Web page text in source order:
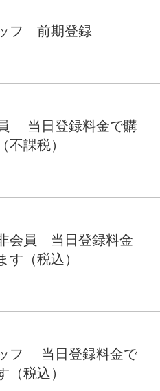
フ 前期登録
当日登録料金で購
不課税）
会員 当日登録料金
す（税込）
フ 当日登録料金で
（税込）